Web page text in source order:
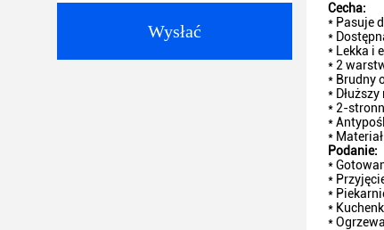
Wysłać
Cecha:
* Pasuje
*
* Lekka i
* 2
* Brudny
*
* 2-
*
*
Podanie:
*
*
*
*
*